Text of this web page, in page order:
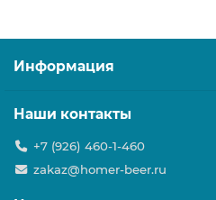
Информация
Наши контакты
+7 (926) 460-1-460
zakaz@homer-beer.ru